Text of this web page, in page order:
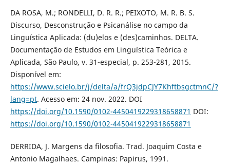
DA ROSA, M.; RONDELLI, D. R. R.; PEIXOTO, M. R. B. S.
Discurso, Desconstrução e Psicanálise no campo da
Linguística Aplicada: (du)elos e (des)caminhos. DELTA.
Documentação de Estudos em Linguística Teórica e
Aplicada, São Paulo, v. 31-especial, p. 253-281, 2015.
Disponível em:
https://www.scielo.br/j/delta/a/frQ3jdpCJY7KhftbsgctmnC/?
lang=pt. Acesso em: 24 nov. 2022. DOI
https://doi.org/10.1590/0102-4450419229318658871 DOI:
https://doi.org/10.1590/0102-4450419229318658871
DERRIDA, J. Margens da filosofia. Trad. Joaquim Costa e
Antonio Magalhaes. Campinas: Papirus, 1991.